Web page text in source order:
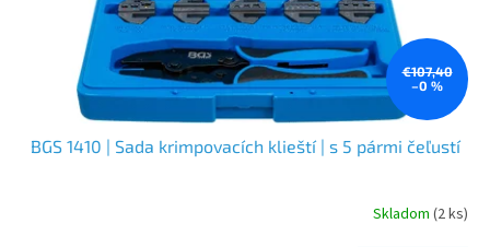
€107,40
–0 %
BGS 1410 | Sada krimpovacích klieští | s 5 pármi čeľustí
Skladom (2 ks)